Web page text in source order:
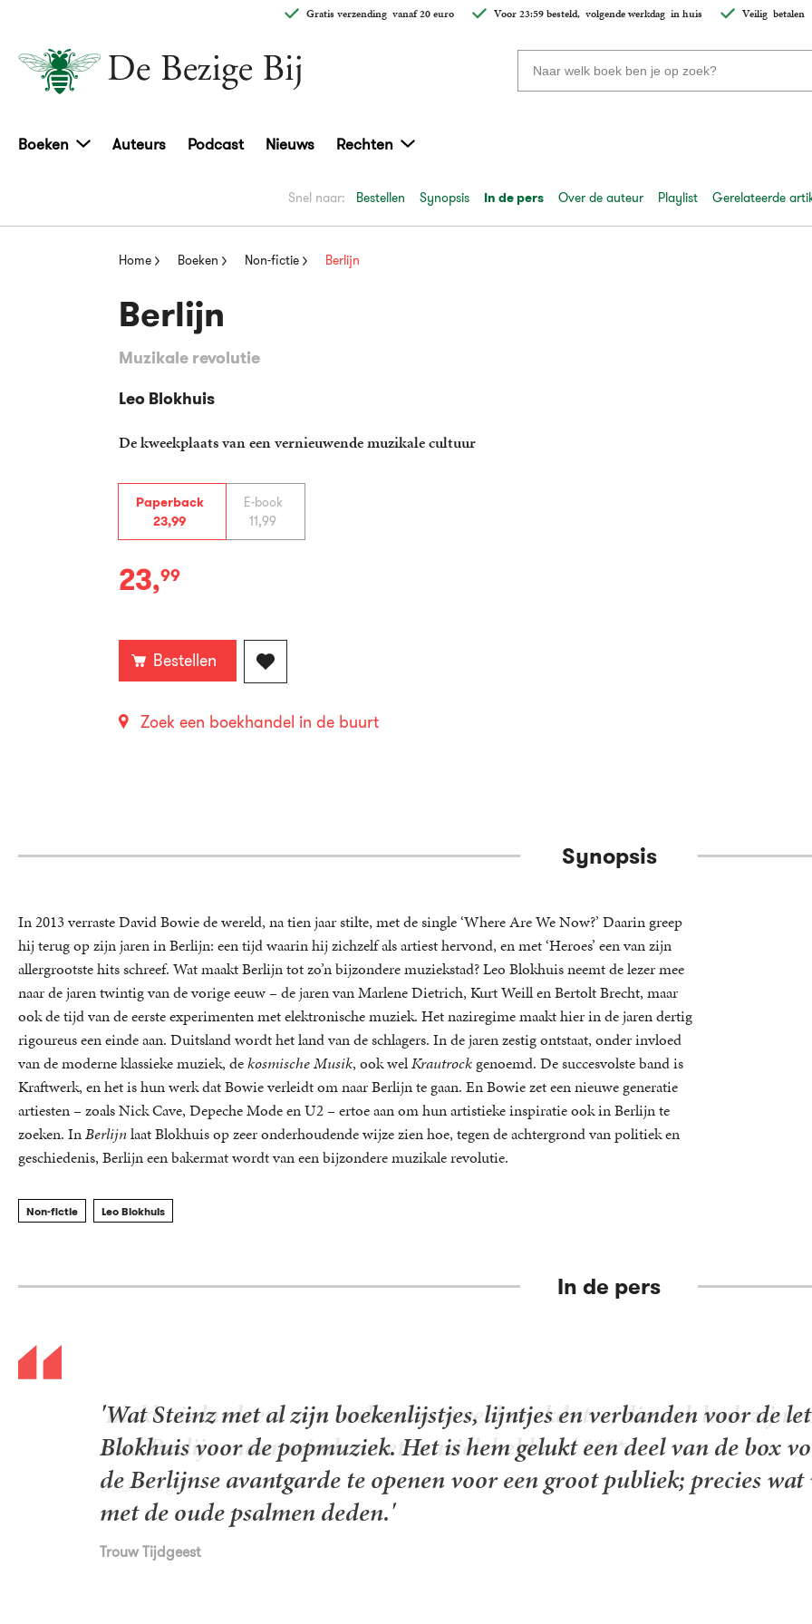
Gratis verzendingvanaf 20 euro Voor 23:59 besteld, volgende werkdagin huis Veiligbetalen
Zoeken
naar
Boeken Auteurs Podcast Nieuws Rechten
Snel naar: Bestellen Synopsis In de pers Over de auteur Playlist Gerelateerde
Home Boeken Non-fictie Berlijn
Berlijn
Muzikale revolutie
Leo Blokhuis
De kweekplaats van een vernieuwende muzikale cultuur
Paperback
23,99
E-book
11,99
Paperback:
23,99
Bestellen
Zoek een boekhandel in de buurt
Synopsis
In 2013 verraste David Bowie de wereld, na tien jaar stilte, met de single ‘Where Are We Now?’ Daarin greep
hij terug op zijn jaren in Berlijn: een tijd waarin hij zichzelf als artiest hervond, en met ‘Heroes’ een van zijn
allergrootste hits schreef. Wat maakt Berlijn tot zo’n bijzondere muziekstad? Leo Blokhuis neemt de lezer mee
naar de jaren twintig van de vorige eeuw – de jaren van Marlene Dietrich, Kurt Weill en Bertolt Brecht, maar
ook de tijd van de eerste experimenten met elektronische muziek. Het naziregime maakt hier in de jaren dertig
rigoureus een einde aan. Duitsland wordt het land van de schlagers. In de jaren zestig ontstaat, onder invloed
van de moderne klassieke muziek, dekosmische Musik, ook welKrautrockgenoemd. De succesvolste band is
Kraftwerk, en het is hun werk dat Bowie verleidt om naar Berlijn te gaan. En Bowie zet een nieuwe generatie
artiesten – zoals Nick Cave, Depeche Mode en U2 – ertoe aan om hun artistieke inspiratie ook in Berlijn te
zoeken. InBerlijnlaat Blokhuis op zeer onderhoudende wijze zien hoe, tegen de achtergrond van politiek en
geschiedenis, Berlijn een bakermat wordt van een bijzondere muzikale revolutie.
Non-fictie Leo Blokhuis
In de pers
Oor
'Blokhuis lardeert zijn verhaal met veel anekdotes, die ook leuk zijn
stad Berlijn maar minder met muziek hebben.' ****
De Limburger
Oor